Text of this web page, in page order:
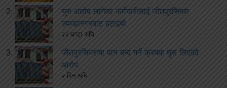
घुस आरोप लागेका कर्मचारीलाई जीतपुरसिमरा
उपमहानगरबाट हटाइयो
२२ घण्टा अघि
जीतपुरसिमरामा पान बन्द गर्ने क्रममा घुस लिएको
आरोप
२ दिन अघि